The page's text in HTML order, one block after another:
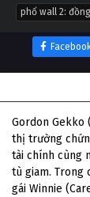
phố wall 2:
Gordon
thị trường
tài chính cùng
tù giam. Trong
gái Winnie